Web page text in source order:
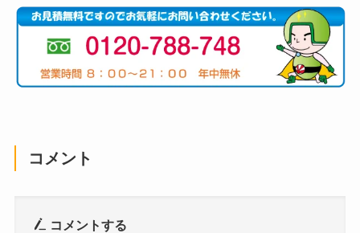
コメント
コメントする